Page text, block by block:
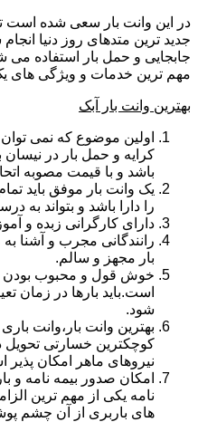
در این وانت بار سعی شده است
جدید ترین متدهای روز دنیا
جابجایی و حمل بار استفاده می
مهم ترین خدمات و ویژگی های
بهترین وانت بار آبک
اولین موضوع که نمی
کرایه و حمل بار در نیسان
باشد و با قیمت مصوبه
یک وانت بار موفق باید
را دارا باشد و بتواند به
دارای کارگرانی زبده و
رانندگانی مجرب و آشنا
بار مجهز و سالم.
خوش قول و محبوب بودن
است.باید بارها در زمان
شود.
بهترین وانت بار،وانت
کوچکترین خسارتی تحویل
نیروهای ماهر امکان
امکان صدور بیمه نامه و
نامه یکی از مهم ترین
های باربری از آن چشم